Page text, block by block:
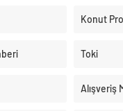
Konut
Toki
Alışveriş